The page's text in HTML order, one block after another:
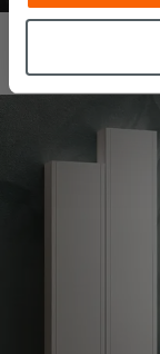
gesammelt
möchten oder
Zustimmung
„Cookies
nach der
Badmöbel Smart
427,80€ /stk